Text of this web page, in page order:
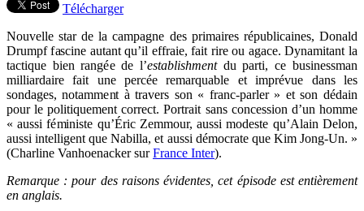
Télécharger
Nouvelle star de la campagne des primaires républicaines, Donald
Drumpf fascine autant qu’il effraie, fait rire ou agace. Dynamitant la
tactique bien rangée de l’establishmentdu parti, ce businessman
milliardaire fait une percée remarquable et imprévue dans les
sondages, notamment à travers son « franc-parler » et son dédain
pour le politiquement correct. Portrait sans concession d’un homme
« aussi féministe qu’Éric Zemmour, aussi modeste qu’Alain Delon,
aussi intelligent que Nabilla, et aussi démocrate que Kim Jong-Un. »
(Charline Vanhoenacker surFrance Inter).
Remarque : pour des raisons évidentes, cet épisode est entièrement
en anglais.